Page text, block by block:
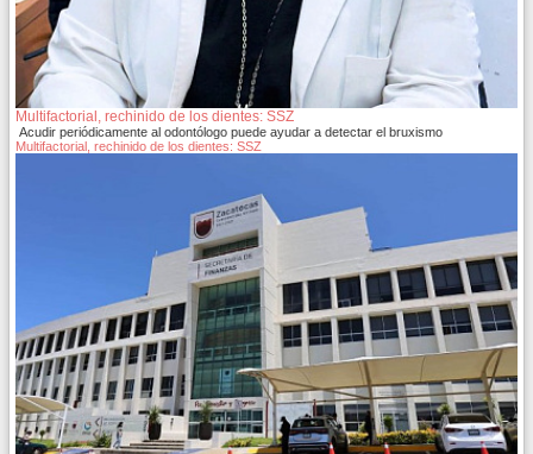
Multifactorial, rechinido de los dientes: SSZ
Acudir periódicamente al odontólogo puede ayudar a detectar el bruxismo
Multifactorial, rechinido de los dientes: SSZ